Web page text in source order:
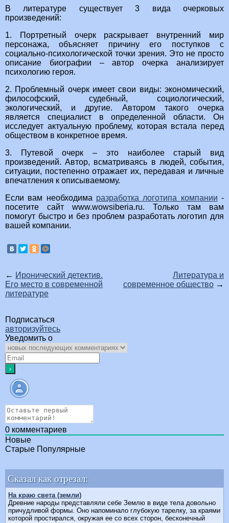
В литературе существует 3 вида очерковых
произведений:
1. Портретный очерк раскрывает внутренний мир
персонажа, объясняет причину его поступков с
социально-психологической точки зрения. Это не просто
описание биографии – автор очерка анализирует
психологию героя.
2. Проблемный очерк имеет свои виды: экономический,
философский, судебный, социологический,
экологический, и другие. Автором такого очерка
является специалист в определенной области. Он
исследует актуальную проблему, которая встала перед
обществом в конкретное время.
3. Путевой очерк – это наиболее старый вид
произведений. Автор, всматриваясь в людей, события,
ситуации, постепенно отражает их, передавая и личные
впечатления к описываемому.
Если вам необходима разработка логотипа компании -
посетите сайт www.wowsiberia.ru. Только там вам
помогут быстро и без проблем разработать логотип для
вашей компании.
← Иронический детектив.
Его место в современной
литературе
Литература и
современное общество →
Подписаться
авторизуйтесь
Уведомить о
0 комментариев
Новые
Старые Популярные
Сказал как отрезал:
На краю света (земли)
Древние народы представляли себе Землю в виде тела довольно
причудливой формы. Оно напоминало глубокую тарелку, за краями
которой простирался, окружая ее со всех сторон, бесконечный